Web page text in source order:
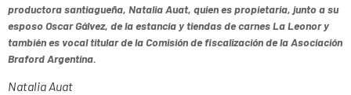
productora santiagueña, Natalia Auat, quien es propietaria, junto a su
esposo Oscar Gálvez, de la estancia y tiendas de carnes La Leonor y
también es vocal titular de la Comisión de fiscalización de la Asociación
Braford Argentina.
Natalia Auat